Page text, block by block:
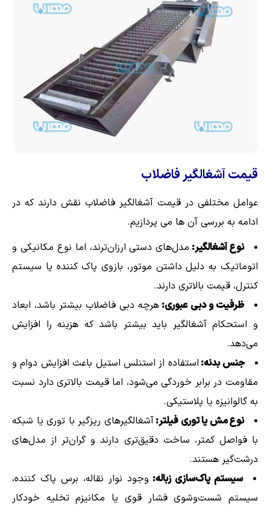
قیمت آشغالگیر فاضلاب
عوامل مختلفی در قیمت آشغالگیر فاضلاب نقش دارند که در
ادامه به بررسی آن ها می پردازیم.
نوع آشغالگیر: مدل‌های دستی ارزان‌ترند، اما نوع مکانیکی و
اتوماتیک به دلیل داشتن موتور، بازوی پاک کننده یا سیستم
کنترل، قیمت بالاتری دارند.
ظرفیت و دبی عبوری: هرچه دبی فاضلاب بیشتر باشد، ابعاد
و استحکام آشغالگیر باید بیشتر باشد که هزینه را افزایش
می‌دهد.
جنس بدنه: استفاده از استنلس استیل باعث افزایش دوام و
مقاومت در برابر خوردگی می‌شود، اما قیمت بالاتری دارد نسبت
به گالوانیزه یا پلاستیکی.
نوع مش یا توری فیلتر:آشغالگیرهای ریزگیر با توری یا شبکه
با فواصل کمتر، ساخت دقیق‌تری دارند و گران‌تر از مدل‌های
درشت‌گیر هستند.
سیستم پاک‌سازی زباله: وجود نوار نقاله، برس پاک کننده،
سیستم شست‌وشوی فشار قوی یا مکانیزم تخلیه خودکار